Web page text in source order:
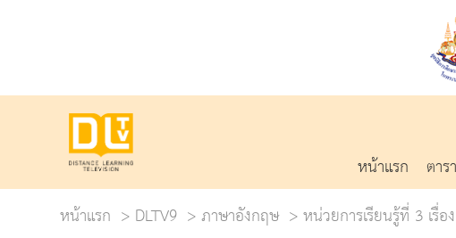
หน้าแรก ตา
หน้าแรก
DLTV9 ภาษาอังกฤษ หน่วยการเรียนรู้ที่ 3 เรื่